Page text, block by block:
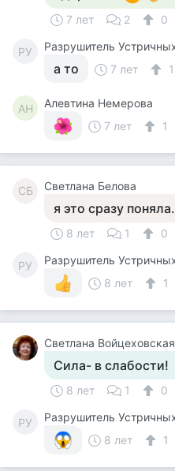
7 лет 2 0
РУ
а то 7 лет 1
АН
Алевтина Немерова
7 лет
1
СБ Светлана Белова
я это сразу поняла.
8 лет 1 0
РУ
8 лет
1
Светлана Войцеховская
Сила- в слабости!
8 лет 1 0
РУ
8 лет
1